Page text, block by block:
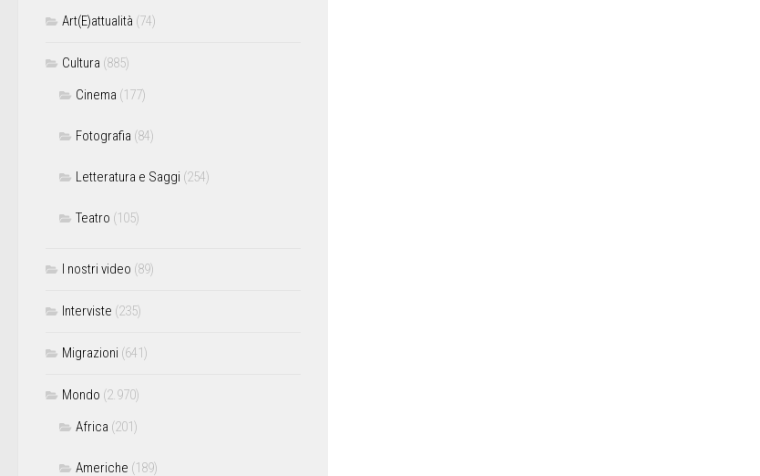
Art(E)attualità (74)
Cultura (885)
Cinema (177)
Fotografia (84)
Letteratura e Saggi (254)
Teatro (105)
I nostri video (89)
Interviste (235)
Migrazioni (641)
Mondo (2.970)
Africa (201)
Americhe (189)